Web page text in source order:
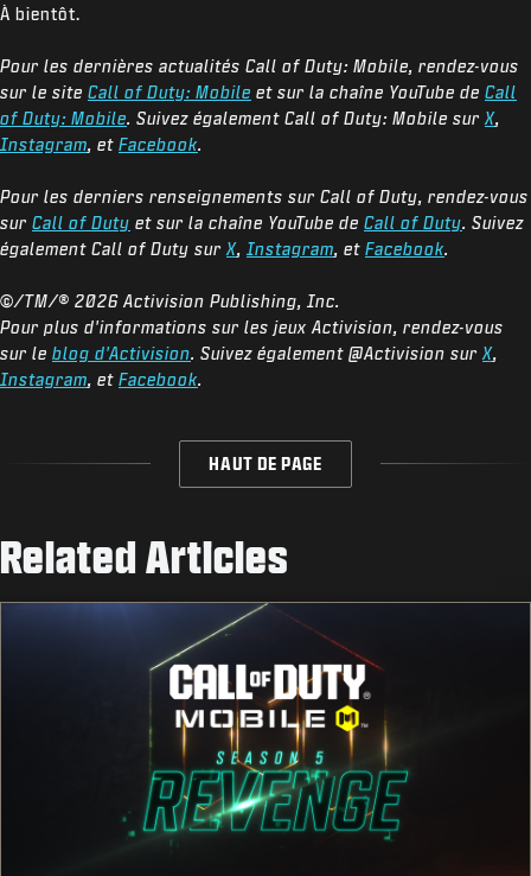
À bientôt.
Pour les dernières actualités Call of Duty: Mobile, rendez-vous
sur le site Call of Duty: Mobile et sur la chaîne YouTube de Call
of Duty: Mobile . Suivez également Call of Duty: Mobile sur X
Instagram , et Facebook
Pour les derniers renseignements sur Call of Duty, rendez-vous
sur Call of Duty et sur la chaîne YouTube de Call of Duty . Suivez
également Call of Duty sur X Instagram , et Facebook
©/TM/® 2026 Activision Publishing, Inc.
Pour plus d'informations sur les jeux Activision, rendez-vous
sur le blog d'Activision . Suivez également @Activision sur X
Instagram , et Facebook
HAUT DE PAGE
Related Articles